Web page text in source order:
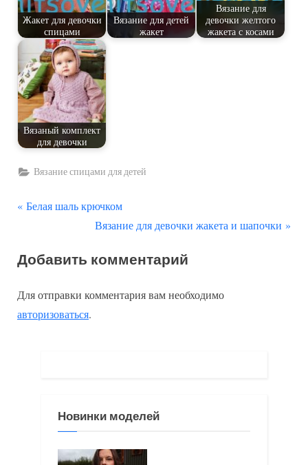
Жакет для девочки
спицами
Вязание для детей
жакет
Вязание для
девочки желтого
жакета с косами
Вязаный комплект
для девочки
Вязание спицами для детей
Навигация
записям
П
д
д
у
Белая шаль крючком
С
е
у
а
и
Вязание для девочки жакета и шапочки
Добавить комментарий
Для отправки комментария вам необходимо
авторизоваться.
Новинки моделей